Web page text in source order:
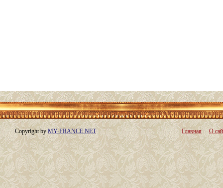
Copyright byMY-FRANCE.NET Главная О